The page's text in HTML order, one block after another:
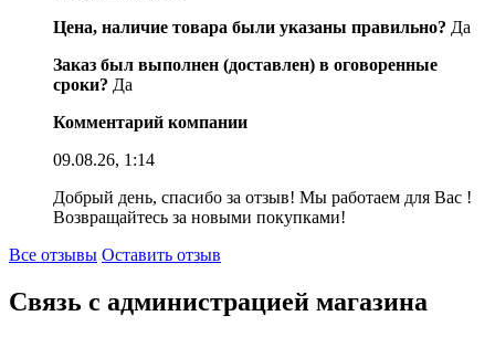
Цена, наличие товара были указаны правильно? Да
Заказ был выполнен (доставлен) в оговоренные
сроки? Да
Комментарий компании
09.08.26, 1:14
Добрый день, спасибо за отзыв! Мы работаем для Вас !
Возвращайтесь за новыми покупками!
Все отзывы Оставить отзыв
Связь с администрацией магазина